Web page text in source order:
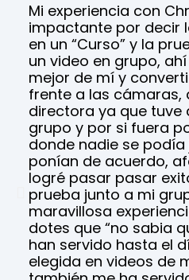
Mi experiencia con
impactante por decir
en un “Curso” y la
un video en grupo,
mejor de mí y
frente a las cámaras,
directora ya que tuve
grupo y por si fuera
donde nadie se
ponían de acuerdo,
logré pasar pasar
prueba junto a mi
maravillosa
dotes que “no sabia
han servido hasta el
elegida en videos de